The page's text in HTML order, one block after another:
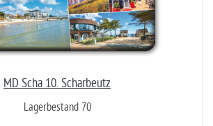
MD Scha 10. Scharbeutz
Lagerbestand 70